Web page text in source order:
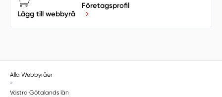
Lägg till webbyrå
Företagsprofil
Alla Webbyråer
»
Västra Götalands län